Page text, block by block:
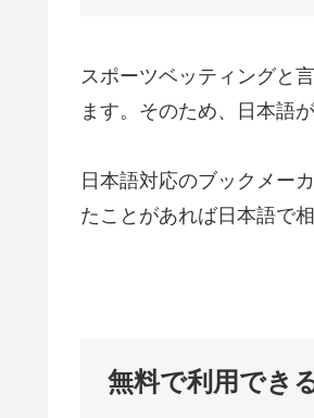
スポーツベッティングと
ます。そのため、日本語
日本語対応のブックメー
たことがあれば日本語で
無料で利用でき